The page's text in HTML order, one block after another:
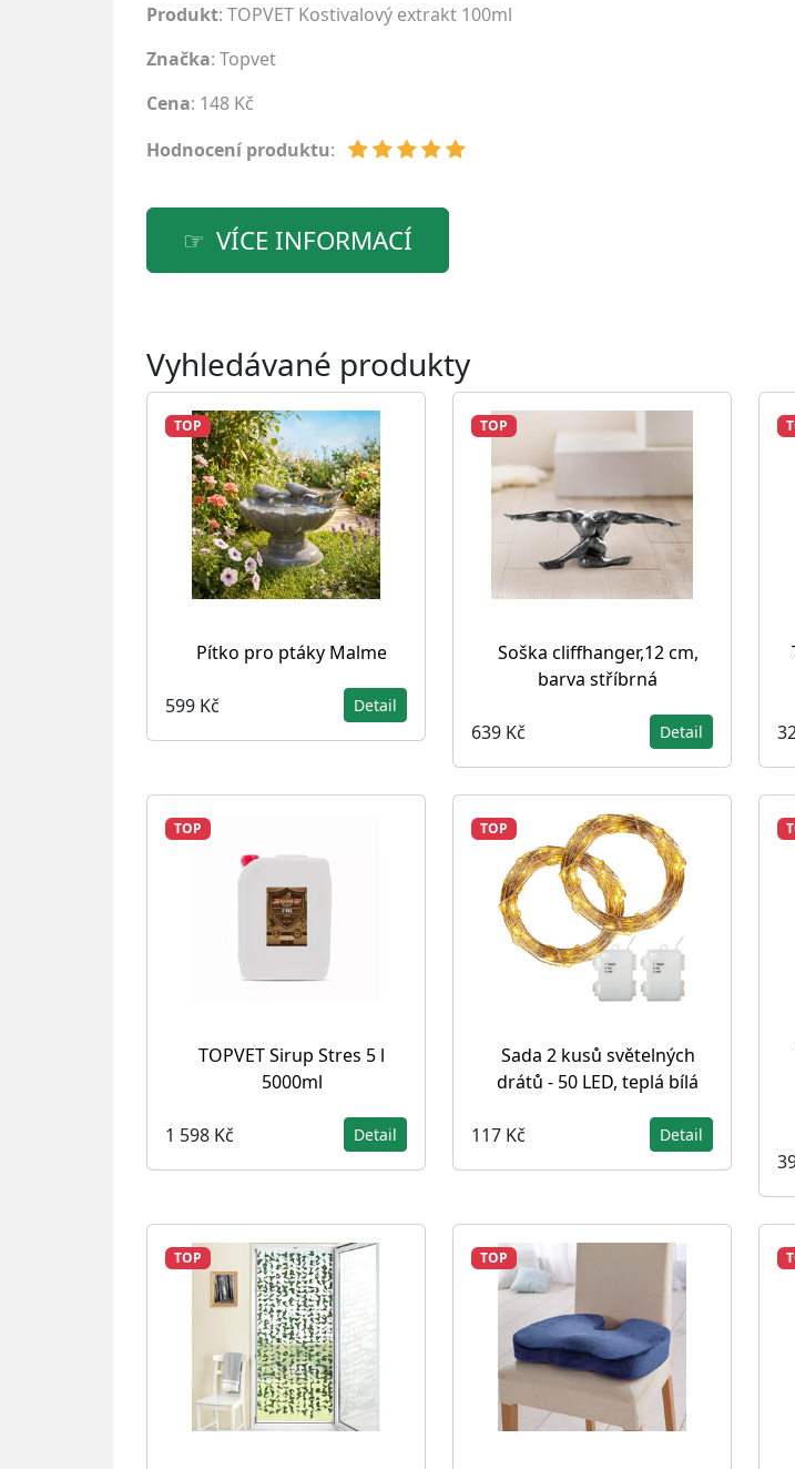
Produkt: TOPVET Kostivalový extrakt 100ml
Značka: Topvet
Cena: 148 Kč
Hodnocení produktu:
VÍCE INFORMACÍ
Vyhledávané produkty
TOP
Pítko pro ptáky Malme
599 Kč Detail
TOP
Soška cliffhanger,12 cm,
barva stříbrná
639 Kč Detail
TOP
TOPVET Sirup Stres 5 l
5000ml
1 598 Kč Detail
TOP
Sada 2 kusů světelných
drátů - 50 LED, teplá bílá
117 Kč Detail
TOP TOP